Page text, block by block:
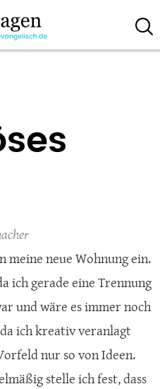
meine neue Wohnung ein.
ich gerade eine Trennung
und wäre es immer noch
ich kreativ veranlagt
nur so von Ideen.
stelle ich fest, dass